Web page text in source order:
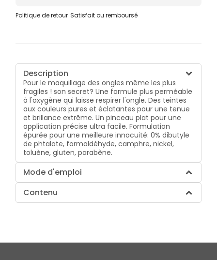
Politique de retour Satisfait ou remboursé
Description
Pour le maquillage des ongles même les plus
fragiles ! son secret? Une formule plus perméable
à l'oxygène qui laisse respirer l'ongle. Des teintes
aux couleurs pures et éclatantes pour une tenue
et brillance extrême. Un pinceau plat pour une
application précise ultra facile. Formulation
épurée pour une meilleure innocuité: 0% dibutyle
de phtalate, formaldéhyde, camphre, nickel,
toluène, gluten, parabène.
Mode d'emploi
Contenu